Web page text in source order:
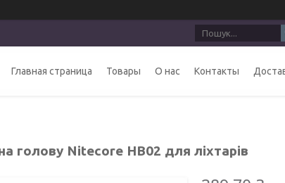
Главная страница Товары О нас Контакты
голову Nitecore HB02 для ліхтарів